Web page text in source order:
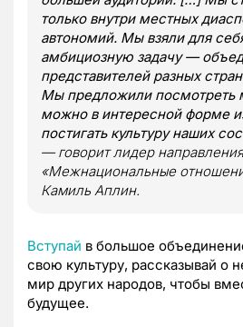
только внутри местных
автономий. Мы взяли для
амбициозную задачу —
представителей разных
Мы предложили посмотреть
можно в интересной форме
постигать культуру наших
— говорит лидер направления
«Межнациональные
Камиль Аплин.
Вступай в большое
свою культуру, рассказывай о
мир других народов, чтобы
будущее.